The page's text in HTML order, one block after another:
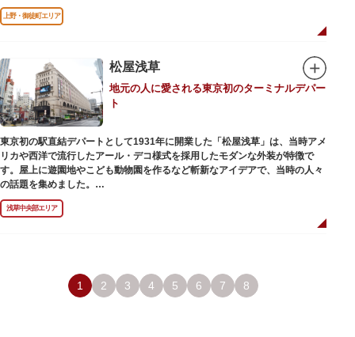
中にフランス政府に接収され、戦後に専用の美術館を創設することを条件に
日本へ寄贈返還されました。
もの。「ル・コルビュジエの建築作品－近代建築運動への顕著な貢献－」の
構成資産の一つとして東京初の世界文化遺産に登録されています。前庭にも
ロダンの彫刻が展示されており、散策しながら美術鑑賞を楽しめるのも魅力
のひとつ。 ボランティア・スタッフと一緒に鑑賞する「美術トーク」や、解
説を聞きながら本館や前庭を一緒に歩く「建築ツアー」など、初めての来館
でも気軽に楽しめるプログラムも用意されています。
上野・御徒町エリア
松屋浅草
地元の人に愛される東京初のターミナルデパー
ト
東京初の駅直結デパートとして1931年に開業した「松屋浅草」は、当時アメ
リカや西洋で流行したアール・デコ様式を採用したモダンな外装が特徴で
す。屋上に遊園地やこども動物園を作るなど斬新なアイデアで、当時の人々
の話題を集めました。
現在は、B1階から地上3階までが松屋浅草の売り場。2012年のリニューアル
で建設当時のシンボル・大時計も復活し、昭和の面影を残す百貨店は今でも
人々に親しまれています。地上1階は 浅草らしい下町銘菓をはじめ、全国か
浅草中央部エリア
1 2 3 4 5 6 7 8